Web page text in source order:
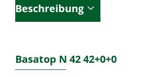
Beschreibung
Basatop N 42 42+0+0